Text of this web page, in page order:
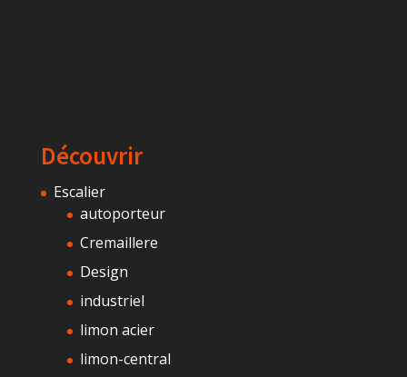
Découvrir
Escalier
autoporteur
Cremaillere
Design
industriel
limon acier
limon-central